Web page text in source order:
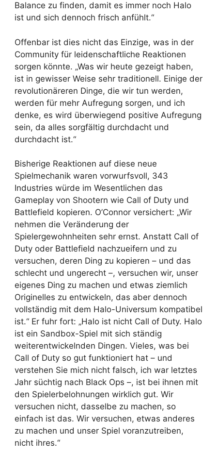
Balance zu finden, damit es immer noch Halo
ist und sich dennoch frisch anfühlt.“
Offenbar ist dies nicht das Einzige, was in der
Community für leidenschaftliche Reaktionen
sorgen könnte. „Was wir heute gezeigt haben,
ist in gewisser Weise sehr traditionell. Einige der
revolutionäreren Dinge, die wir tun werden,
werden für mehr Aufregung sorgen, und ich
denke, es wird überwiegend positive Aufregung
sein, da alles sorgfältig durchdacht und
durchdacht ist.“
Bisherige Reaktionen auf diese neue
Spielmechanik waren vorwurfsvoll, 343
Industries würde im Wesentlichen das
Gameplay von Shootern wie Call of Duty und
Battlefield kopieren. O’Connor versichert: „Wir
nehmen die Veränderung der
Spielergewohnheiten sehr ernst. Anstatt Call of
Duty oder Battlefield nachzueifern und zu
versuchen, deren Ding zu kopieren – und das
schlecht und ungerecht –, versuchen wir, unser
eigenes Ding zu machen und etwas ziemlich
Originelles zu entwickeln, das aber dennoch
vollständig mit dem Halo-Universum kompatibel
ist.“ Er fuhr fort: „Halo ist nicht Call of Duty. Halo
ist ein Sandbox-Spiel mit sich ständig
weiterentwickelnden Dingen. Vieles, was bei
Call of Duty so gut funktioniert hat – und
verstehen Sie mich nicht falsch, ich war letztes
Jahr süchtig nach Black Ops –, ist bei ihnen mit
den Spielerbelohnungen wirklich gut. Wir
versuchen nicht, dasselbe zu machen, so
einfach ist das. Wir versuchen, etwas anderes
zu machen und unser Spiel voranzutreiben,
nicht ihres.“